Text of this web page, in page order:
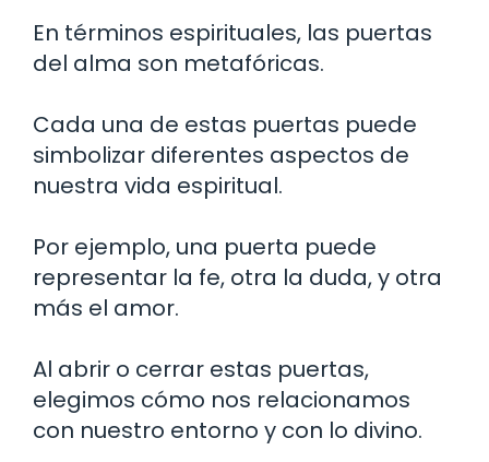
En términos espirituales, las puertas
del alma son metafóricas.
Cada una de estas puertas puede
simbolizar diferentes aspectos de
nuestra vida espiritual.
Por ejemplo, una puerta puede
representar la fe, otra la duda, y otra
más el amor.
Al abrir o cerrar estas puertas,
elegimos cómo nos relacionamos
con nuestro entorno y con lo divino.